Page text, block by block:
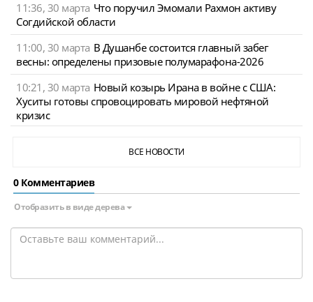
11:36, 30 марта Что поручил Эмомали Рахмон активу
Согдийской области
11:00, 30 марта В Душанбе состоится главный забег
весны: определены призовые полумарафона-2026
10:21, 30 марта Новый козырь Ирана в войне с США:
Хуситы готовы спровоцировать мировой нефтяной
кризис
ВСЕ НОВОСТИ
0 Комментариев
Отобразить в виде дерева